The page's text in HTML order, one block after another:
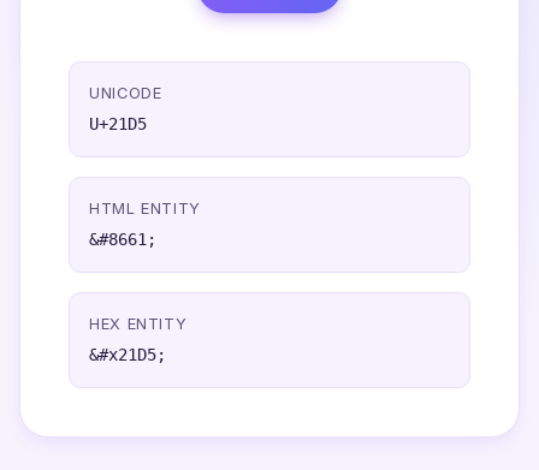
UNICODE
U+21D5
HTML ENTITY
&#8661;
HEX ENTITY
&#x21D5;